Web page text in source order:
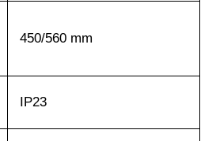
450/560 mm
IP23